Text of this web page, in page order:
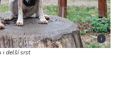
i
i delší srst